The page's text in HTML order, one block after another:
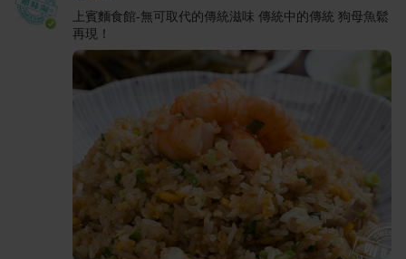
上賓麵食館-無可取代的傳統滋味 傳統中的傳統 狗母魚鬆
再現！